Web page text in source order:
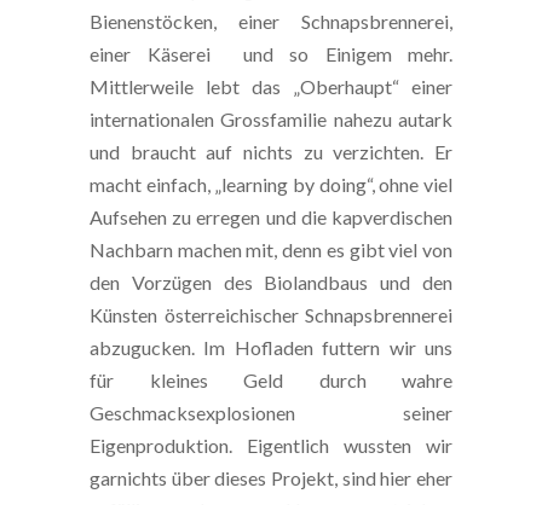
Bienenstöcken, einer Schnapsbrennerei,
einer Käserei und so Einigem mehr.
Mittlerweile lebt das „Oberhaupt“ einer
internationalen Grossfamilie nahezu autark
und braucht auf nichts zu verzichten. Er
macht einfach, „learning by doing“, ohne viel
Aufsehen zu erregen und die kapverdischen
Nachbarn machen mit, denn es gibt viel von
den Vorzügen des Biolandbaus und den
Künsten österreichischer Schnapsbrennerei
abzugucken. Im Hofladen futtern wir uns
für kleines Geld durch wahre
Geschmacksexplosionen seiner
Eigenproduktion. Eigentlich wussten wir
garnichts über dieses Projekt, sind hier eher